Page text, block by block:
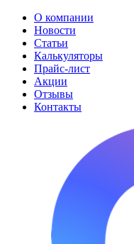
О компании
Новости
Статьи
Калькуляторы
Прайс-лист
Акции
Отзывы
Контакты